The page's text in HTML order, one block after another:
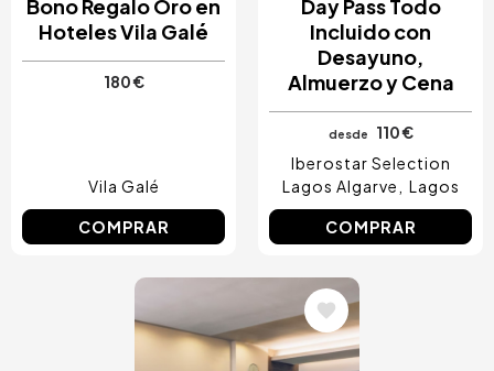
Bono Regalo Oro en
Hoteles Vila Galé
180 €
Vila Galé
COMPRAR
Day Pass Todo
Incluido con
Desayuno,
Almuerzo y Cena
desde
110 €
Iberostar Selection
Lagos Algarve
Lagos
COMPRAR
Image